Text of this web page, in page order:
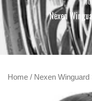
Nexen
Home / Nexen Winguard